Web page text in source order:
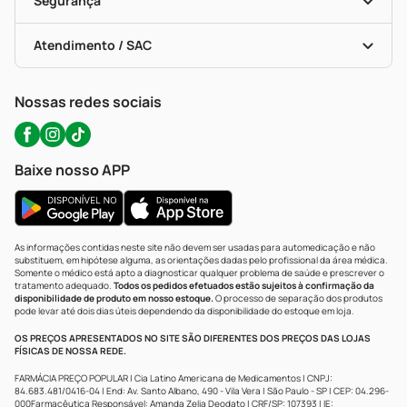
Troca E Devolução
Bulas De A A Z
Políticas De Marketplace
Testes Rápidos
Autoteste Covid-19
Certificado De Segurança
Portal Da Privacidade
Atendimento / SAC
WhatsApp (47) 9202-1687
Nossas redes sociais
Baixe nosso APP
As informações contidas neste site não devem ser usadas para automedicação e não
substituem, em hipótese alguma, as orientações dadas pelo profissional da área médica.
Somente o médico está apto a diagnosticar qualquer problema de saúde e prescrever o
tratamento adequado. Todos os pedidos efetuados estão sujeitos à confirmação da
disponibilidade de produto em nosso estoque.O processo de separação dos produtos
pode levar até dois dias úteis dependendo da disponibilidade do estoque em loja.
OS PREÇOS APRESENTADOS NO SITE SÃO DIFERENTES DOS PREÇOS DAS LOJAS
FÍSICAS DE NOSSA REDE.
FARMÁCIA PREÇO POPULAR | Cia Latino Americana de Medicamentos | CNPJ:
84.683.481/0416-04 | End: Av. Santo Albano, 490 - Vila Vera | São Paulo - SP | CEP: 04.296-
000Farmacêutica Responsável: Amanda Zelia Deodato | CRF/SP: 107393 | IE: